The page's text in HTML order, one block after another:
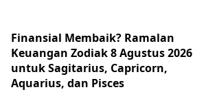
Finansial Membaik? Ramalan
Keuangan Zodiak 8 Agustus 2026
untuk Sagitarius, Capricorn,
Aquarius, dan Pisces